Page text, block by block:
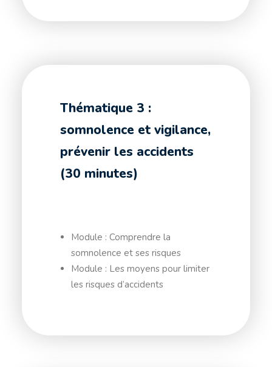
Thématique 3 :
somnolence et vigilance,
prévenir les accidents
(30 minutes)
Module : Comprendre la
somnolence et ses risques
Module : Les moyens pour limiter
les risques d’accidents